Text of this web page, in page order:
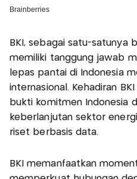
BKI, sebagai satu-satunya
memiliki tanggung jawab
lepas pantai di Indonesia
internasional. Kehadiran
bukti komitmen Indonesia
keberlanjutan sektor
riset berbasis data.
BKI memanfaatkan